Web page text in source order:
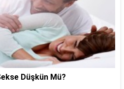
Düşkün Mü?